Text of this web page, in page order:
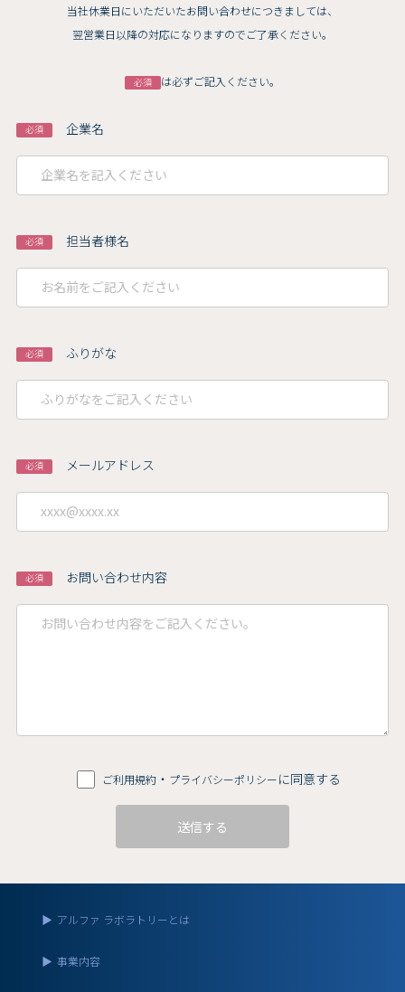
当社休業日にいただいたお問い合わせにつきましては、
翌営業日以降の対応になりますのでご了承ください。
必須 は必ずご記入ください。
必須 企業名
必須 担当者様名
必須 ふりがな
必須 メールアドレス
必須 お問い合わせ内容
ご利用規約 ・ プライバシーポリシーに同意する
▶ アルファ ラボラトリーとは
▶ 事業内容